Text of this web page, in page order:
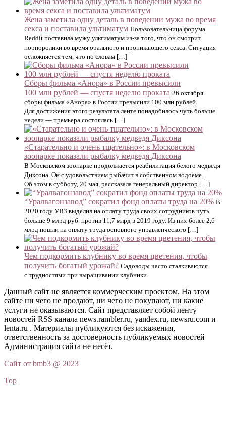
Жена заметила одну деталь в поведении мужа во время
секса и поставила ультиматум Пользовательница форума
Reddit поставила мужу ультиматум из-за того, что он смотрит
порноролики во время орального и проникающего секса. Ситуация
осложняется тем, что по словам […]
Сборы фильма «Анора» в России превысили
100 млн рублей — спустя неделю проката 26 октября
сборы фильма «Анора» в России превысили 100 млн рублей.
Для достижения этого результата ленте понадобилось чуть больше
недели — премьера состоялась […]
«Старательно и очень тщательно»: в Московском
зоопарке показали рыбалку медведя Диксона
В Московском зоопарке продолжается реабилитация белого медведя
Диксона. Он с удовольствием рыбачит в собственном водоеме.
Об этом в субботу, 20 мая, рассказала генеральный директор […]
“Уралвагонзавод” сократил фонд оплаты труда на 20% В
2020 году УВЗ выделил на оплату труда своих сотрудников чуть
больше 9 млрд руб. против 11,7 млрд в 2019 году. Из них более 2,6
млрд пошли на оплату труда основного управленческого […]
Чем подкормить клубнику во время цветения, чтобы
получить богатый урожай? Садоводы часто сталкиваются
с трудностями при выращивании клубники.
Данный сайт не является коммерческим проектом. На этом
сайте ни чего не продают, ни чего не покупают, ни какие
услуги не оказываются. Сайт представляет собой ленту
новостей RSS канала news.rambler.ru, yandex.ru, newsru.com и
lenta.ru . Материалы публикуются без искажения,
ответственность за достоверность публикуемых новостей
Администрация сайта не несёт.
Сайт от bmb3 @ 2023
Top